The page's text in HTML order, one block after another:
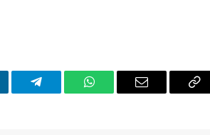
Telegram WhatsAppEmail